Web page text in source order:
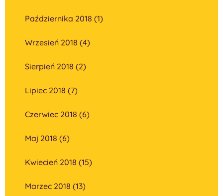
Października 2018 (1)
Wrzesień 2018 (4)
Sierpień 2018 (2)
Lipiec 2018 (7)
Czerwiec 2018 (6)
Maj 2018 (6)
Kwiecień 2018 (15)
Marzec 2018 (13)